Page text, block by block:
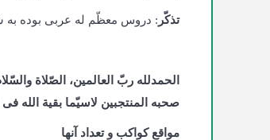
تذکّر : دروس معظّم له عربی بوده به
الحمدلله ربّ العالمین، الصّلاة
صحبه المنتجبین لاسیّما بقیة الله
مواقع کواکب و تعداد آنها